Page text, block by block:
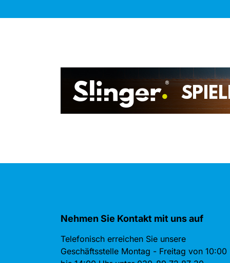
Nehmen Sie Kontakt mit uns auf
Telefonisch erreichen Sie unsere
Geschäftsstelle Montag - Freitag von 10:00